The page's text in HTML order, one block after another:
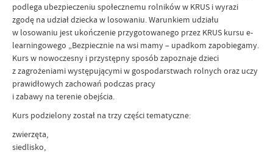
podlega ubezpieczeniu społecznemu rolników w KRUS i wyrazi
zgodę na udział dziecka w losowaniu. Warunkiem udziału
w losowaniu jest ukończenie przygotowanego przez KRUS kursu e-
learningowego „Bezpiecznie na wsi mamy – upadkom zapobiegamy.
Kurs w nowoczesny i przystępny sposób zapoznaje dzieci
z zagrożeniami występującymi w gospodarstwach rolnych oraz uczy
prawidłowych zachowań podczas pracy
i zabawy na terenie obejścia.
Kurs podzielony został na trzy części tematyczne:
zwierzęta,
siedlisko,